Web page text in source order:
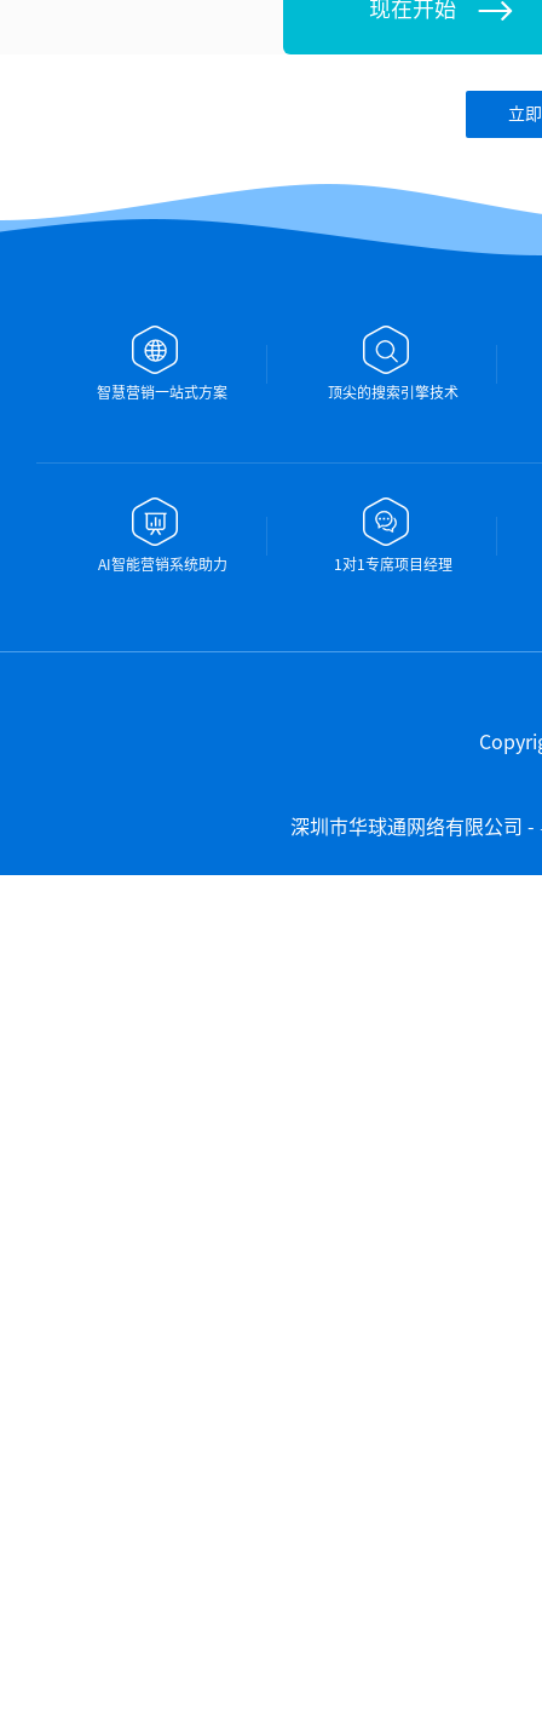
现在开始
立
智慧营销一站式方案 顶尖的搜索引擎技术
AI智能营销系统助力 1对1专席项目经理
深圳市华球通网络有限公司 -